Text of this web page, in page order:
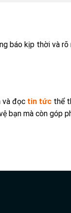
báo kịp thời và
và đọc tin tức thể
bạn mà còn